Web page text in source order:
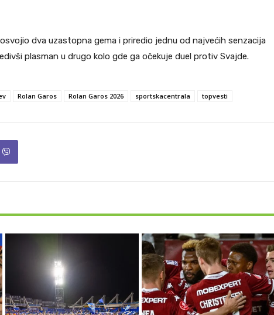
dva uzastopna gema i priredio jednu od najvećih senzacija
plasman u drugo kolo gde ga očekuje duel protiv Svajde.
Rolan Garos Rolan Garos 2026 sportskacentrala topvesti